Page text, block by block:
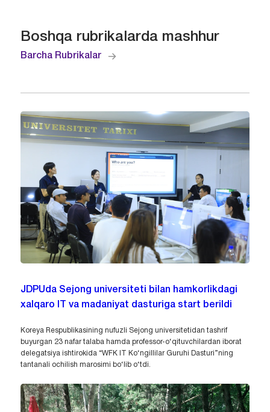
Boshqa rubrikalarda mashhur
Barcha Rubrikalar
JDPUda Sejong universiteti bilan hamkorlikdagi
xalqaro IT va madaniyat dasturiga start berildi
Koreya Respublikasining nufuzli Sejong universitetidan tashrif
buyurgan 23 nafar talaba hamda professor-o‘qituvchilardan iborat
delegatsiya ishtirokida “WFK IT Ko‘ngillilar Guruhi Dasturi”ning
tantanali ochilish marosimi bo‘lib o‘tdi.